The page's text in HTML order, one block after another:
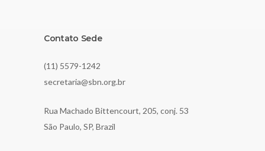
Contato Sede
(11) 5579-1242
secretaria@sbn.org.br
Rua Machado Bittencourt, 205, conj. 53
São Paulo, SP, Brazil